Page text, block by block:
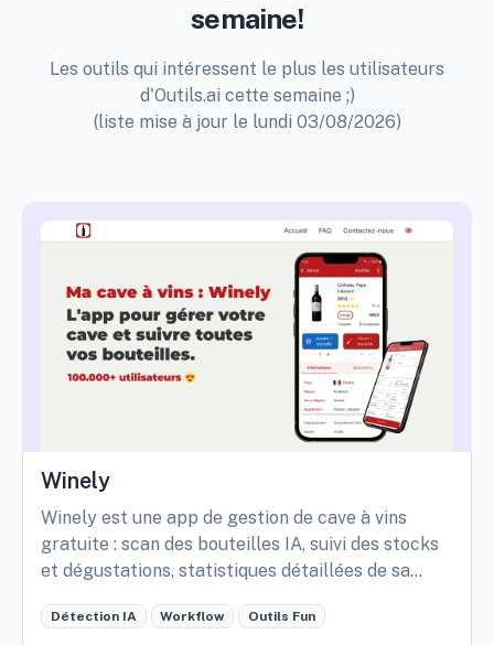
semaine!
Les outils qui intéressent le plus les utilisateurs
d'Outils.ai cette semaine ;)
(liste mise à jour le lundi 03/08/2026)
Winely
Winely est une app de gestion de cave à vins
gratuite : scan des bouteilles IA, suivi des stocks
et dégustations, statistiques détaillées de sa
Détection IA Workflow Outils Fun